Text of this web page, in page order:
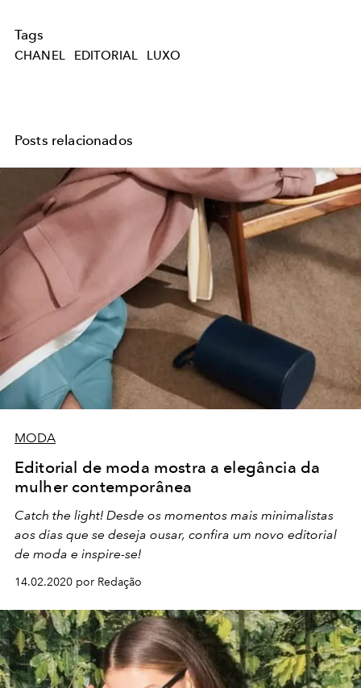
Tags
CHANEL EDITORIAL LUXO
Posts relacionados
MODA
Editorial de moda mostra a elegância da
mulher contemporânea
Catch the light! Desde os momentos mais minimalistas
aos dias que se deseja ousar, confira um novo editorial
de moda e inspire-se!
14.02.2020 por Redação